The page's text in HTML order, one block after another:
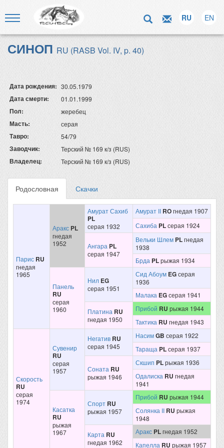
RU EN
СИНОП RU (RASB Vol. IV, p. 40)
Дата рождения: 30.05.1979
Дата смерти: 01.01.1999
Пол: жеребец
Масть: серая
Тавро: 54/79
Заводчик: Терский № 169 к/з (RUS)
Владелец: Терский № 169 к/з (RUS)
Родословная Скачки
Парис RU
гнедая
1965
Аракс PL
гнедая
1952
Амурат Сахиб
PL
серая 1932
Амурат II ROгнедая 1907
Сахиба PLсерая 1924
Ангара PL
серая 1947
Вельки Шлем PLгнедая
1938
Брда PLрыжая 1934
Панель
RU
серая
1960
Нил EG
серая 1951
Сид Абоум EGсерая
1936
Малака EGсерая 1941
Платина RU
гнедая 1950
Прибой RU рыжая 1944
Тактика RU гнедая 1943
Скорость
RU
серая
1974
Сувенир
RU
серая
1957
Негатив RU
серая 1945
НасимGB серая 1922
Тараща PLсерая 1937
Соната RU
рыжая 1946
Скшип PLрыжая 1936
Одалиска RU гнедая
1941
Касатка
RU
рыжая
1967
Спорт RU
рыжая 1957
Прибой RU рыжая 1944
Солянка II RU рыжая
1948
Карта RU
гнедая 1962
Аракс PLгнедая 1952
Капелла RU рыжая 1957